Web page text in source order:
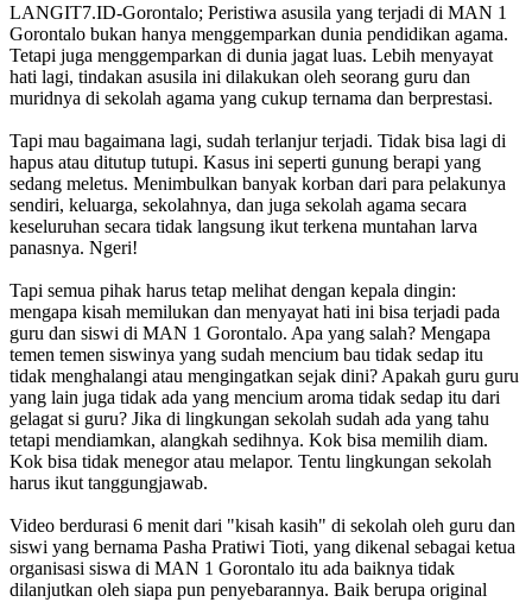
LANGIT7.ID-Gorontalo; Peristiwa asusila yang terjadi di MAN 1
Gorontalo bukan hanya menggemparkan dunia pendidikan agama.
Tetapi juga menggemparkan di dunia jagat luas. Lebih menyayat
hati lagi, tindakan asusila ini dilakukan oleh seorang guru dan
muridnya di sekolah agama yang cukup ternama dan berprestasi.
Tapi mau bagaimana lagi, sudah terlanjur terjadi. Tidak bisa lagi di
hapus atau ditutup tutupi. Kasus ini seperti gunung berapi yang
sedang meletus. Menimbulkan banyak korban dari para pelakunya
sendiri, keluarga, sekolahnya, dan juga sekolah agama secara
keseluruhan secara tidak langsung ikut terkena muntahan larva
panasnya. Ngeri!
Tapi semua pihak harus tetap melihat dengan kepala dingin:
mengapa kisah memilukan dan menyayat hati ini bisa terjadi pada
guru dan siswi di MAN 1 Gorontalo. Apa yang salah? Mengapa
temen temen siswinya yang sudah mencium bau tidak sedap itu
tidak menghalangi atau mengingatkan sejak dini? Apakah guru guru
yang lain juga tidak ada yang mencium aroma tidak sedap itu dari
gelagat si guru? Jika di lingkungan sekolah sudah ada yang tahu
tetapi mendiamkan, alangkah sedihnya. Kok bisa memilih diam.
Kok bisa tidak menegor atau melapor. Tentu lingkungan sekolah
harus ikut tanggungjawab.
Video berdurasi 6 menit dari "kisah kasih" di sekolah oleh guru dan
siswi yang bernama Pasha Pratiwi Tioti, yang dikenal sebagai ketua
organisasi siswa di MAN 1 Gorontalo itu ada baiknya tidak
dilanjutkan oleh siapa pun penyebarannya. Baik berupa original